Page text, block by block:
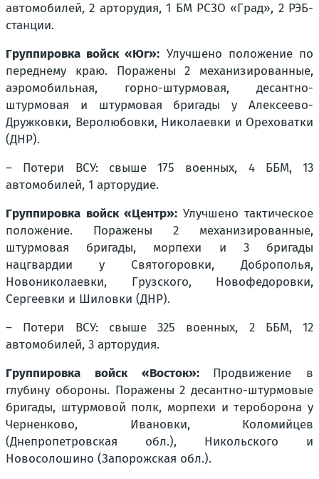
автомобилей, 2 арторудия, 1 БМ РСЗО «Град», 2 РЭБ-
станции.
Группировка войск «Юг»: Улучшено положение по
переднему краю. Поражены 2 механизированные,
аэромобильная, горно-штурмовая, десантно-
штурмовая и штурмовая бригады у Алексеево-
Дружковки, Веролюбовки, Николаевки и Ореховатки
(ДНР).
– Потери ВСУ: свыше 175 военных, 4 ББМ, 13
автомобилей, 1 арторудие.
Группировка войск «Центр»: Улучшено тактическое
положение. Поражены 2 механизированные,
штурмовая бригады, морпехи и 3 бригады
нацгвардии у Святогоровки, Доброполья,
Новониколаевки, Грузского, Новофедоровки,
Сергеевки и Шиловки (ДНР).
– Потери ВСУ: свыше 325 военных, 2 ББМ, 12
автомобилей, 3 арторудия.
Группировка войск «Восток»: Продвижение в
глубину обороны. Поражены 2 десантно-штурмовые
бригады, штурмовой полк, морпехи и тероборона у
Черненково, Ивановки, Коломийцев
(Днепропетровская обл.), Никольского и
Новосолошино (Запорожская обл.).